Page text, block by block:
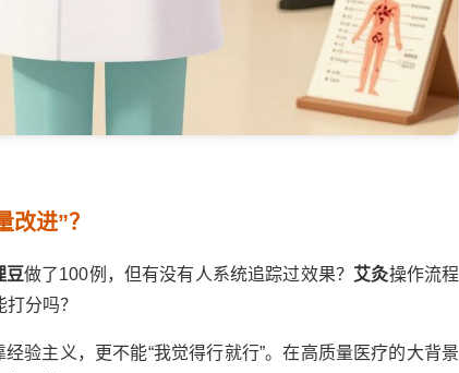
进”？
豆做了100例，但有没有人系统追踪过效果？ 艾灸操作流程
分吗？
经验主义，更不能“我觉得行就行”。在高质量医疗的大背景